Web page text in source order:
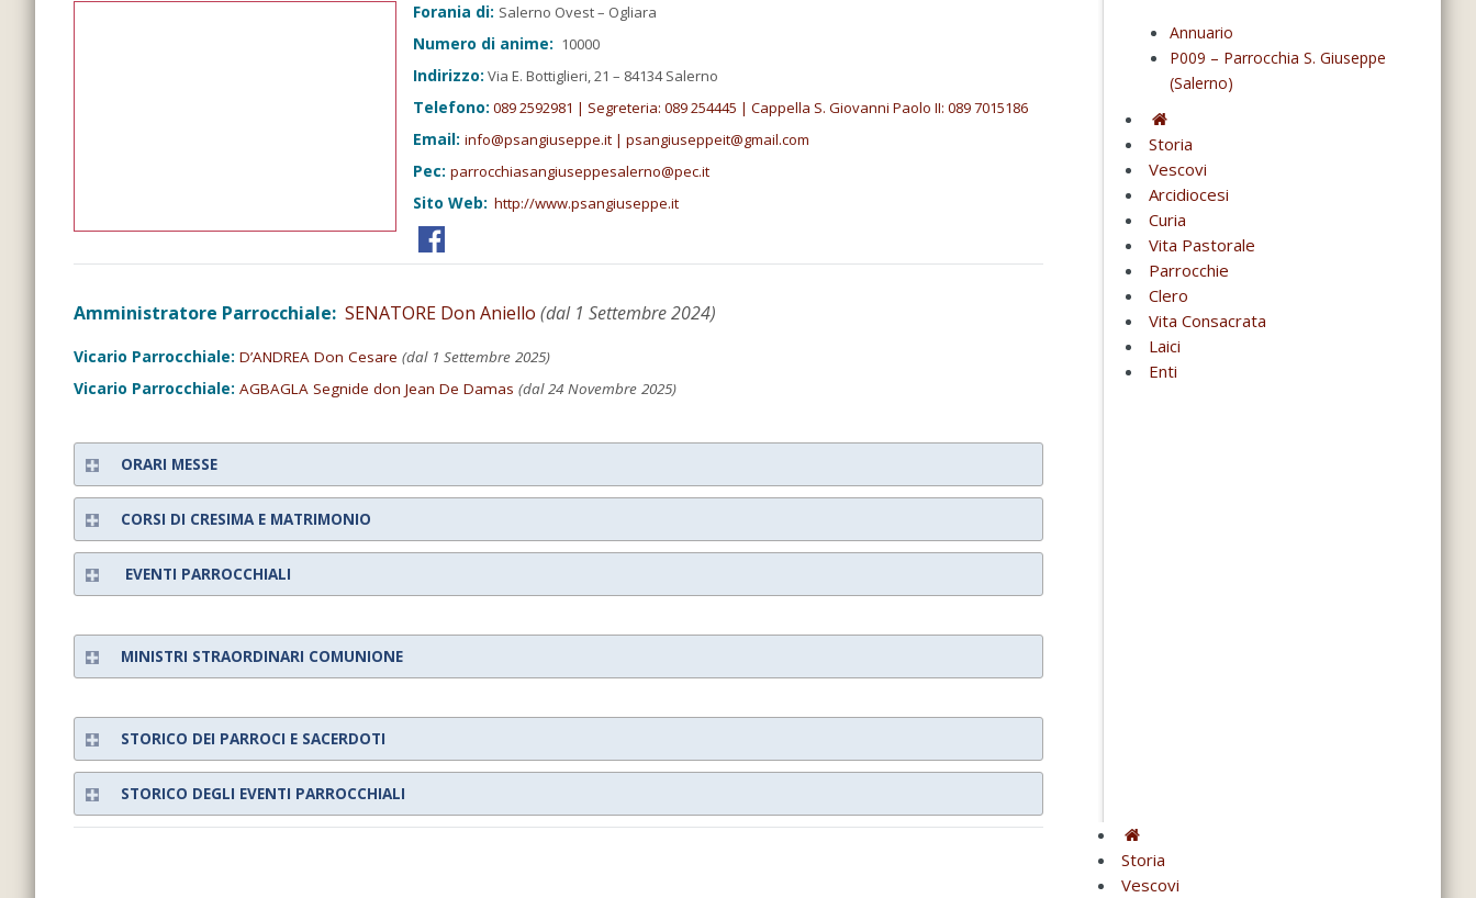
Forania di: Salerno Ovest – Ogliara
Numero di anime: 10000
Indirizzo: Via E. Bottiglieri, 21 – 84134 Salerno
Telefono: 089 2592981 | Segreteria: 089 254445 | Cappella S. Giovanni Paolo II: 089 7015186
Email:info@psangiuseppe.it | psangiuseppeit@gmail.com
Pec:parrocchiasangiuseppesalerno@pec.it
Sito Web: http://www.psangiuseppe.it
Amministratore Parrocchiale: SENATORE Don Aniello (dal 1 Settembre 2024)
Vicario Parrocchiale: D’ANDREA Don Cesare (dal 1 Settembre 2025)
Vicario Parrocchiale: AGBAGLA Segnide don Jean De Damas (dal 24 Novembre 2025)
ORARI MESSE
CORSI DI CRESIMA E MATRIMONIO
EVENTI PARROCCHIALI
MINISTRI STRAORDINARI COMUNIONE
STORICO DEI PARROCI E SACERDOTI
STORICO DEGLI EVENTI PARROCCHIALI
Annuario
P009 – Parrocchia S. Giuseppe
(Salerno)
Storia
Vescovi
Arcidiocesi
Curia
Vita Pastorale
Parrocchie
Clero
Vita Consacrata
Laici
Enti
Storia
Vescovi